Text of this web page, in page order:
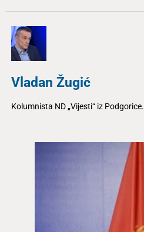
Vladan Žugić
Kolumnista ND „Vijesti“ iz Podgorice.